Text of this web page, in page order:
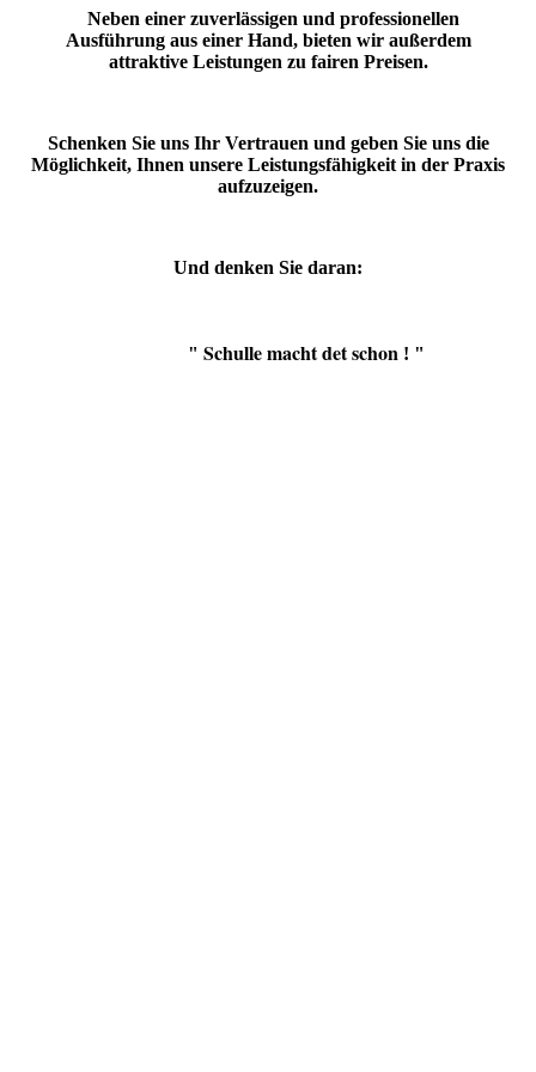
Neben einer zuverlässigen und professionellen
Ausführung aus einer Hand, bieten wir außerdem
attraktive Leistungen zu fairen Preisen.
Schenken Sie uns Ihr Vertrauen und geben Sie uns die
Möglichkeit, Ihnen unsere Leistungsfähigkeit in der Praxis
aufzuzeigen.
Und denken Sie daran:
" Schulle macht det schon ! "